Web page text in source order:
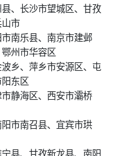
、长沙市望城区、甘孜
市
南乐县、南京市建邺
州市华容区
乡、萍乡市安源区、屯
东区
静海区、西安市灞桥
市南召县、宜宾市珙
县、甘孜新龙县、南阳